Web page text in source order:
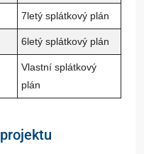
7letý splátkový plán
6letý splátkový plán
Vlastní splátkový
plán